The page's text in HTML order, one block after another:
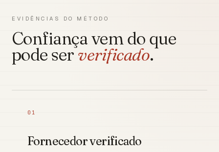
EVIDÊNCIAS DO MÉTODO
Confiança vem do que
pode serverificado.
01
Fornecedor verificado